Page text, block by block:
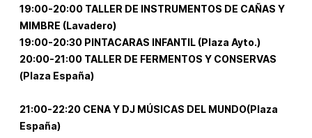
19:00-20:00 TALLER DE INSTRUMENTOS DE CAÑAS Y
MIMBRE (Lavadero)
19:00-20:30 PINTACARAS INFANTIL (Plaza Ayto.)
20:00-21:00 TALLER DE FERMENTOS Y CONSERVAS
(Plaza España)
21:00-22:20 CENA Y DJ MÚSICAS DEL MUNDO(Plaza
España)